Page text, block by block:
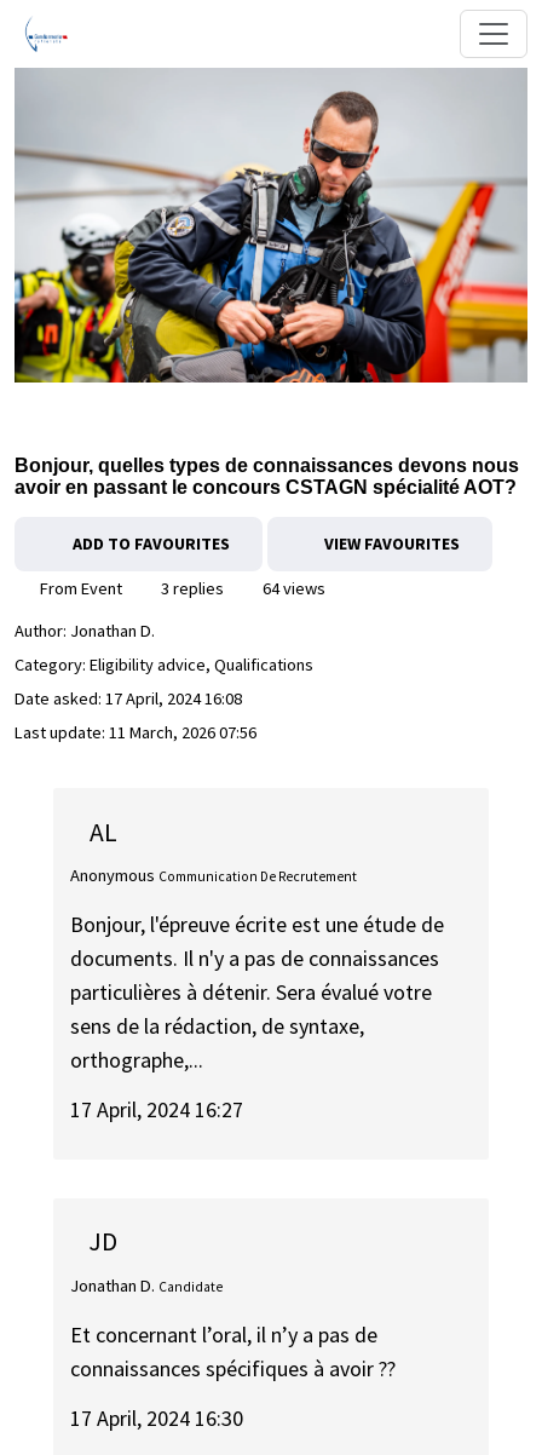
Bonjour, quelles types de connaissances devons nous
avoir en passant le concours CSTAGN spécialité AOT?
ADD TO FAVOURITES VIEW FAVOURITES
From Event 3 replies
64 views
Author: Jonathan D.
Category: Eligibility advice, Qualifications
Date asked: 17 April, 2024 16:08
Last update: 11 March, 2026 07:56
AL
Anonymous Communication De Recrutement
Bonjour, l'épreuve écrite est une étude de
documents. Il n'y a pas de connaissances
particulières à détenir. Sera évalué votre
sens de la rédaction, de syntaxe,
orthographe,...
17 April, 2024 16:27
JD
Jonathan D. Candidate
Et concernant l’oral, il n’y a pas de
connaissances spécifiques à avoir ??
17 April, 2024 16:30